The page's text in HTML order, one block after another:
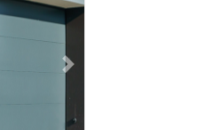
Následující